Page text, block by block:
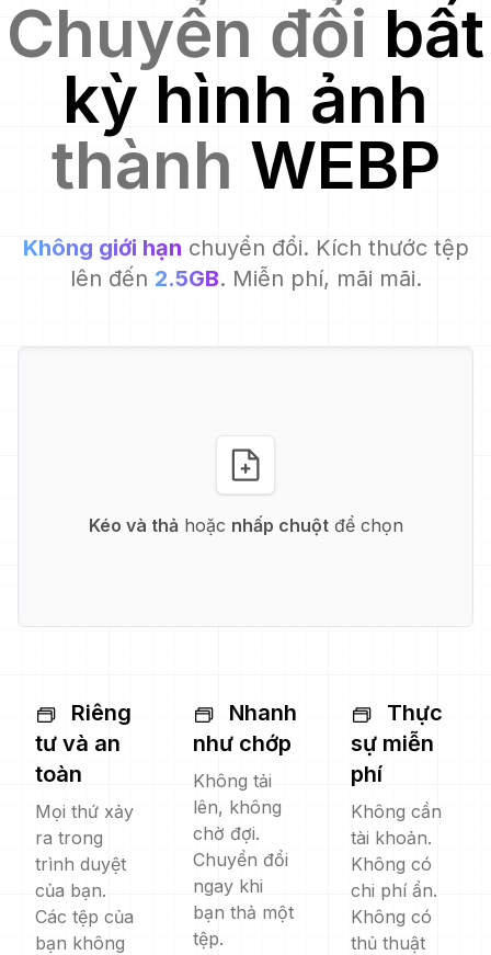
Chuyển đổi bất
kỳ hình ảnh
thành WEBP
Không giới hạn chuyển đổi. Kích thước tệp
lên đến 2.5GB. Miễn phí, mãi mãi.
Kéo và thả hoặc nhấp chuộtđể chọn
Riêng
tư và an
toàn
Mọi thứ xảy
ra trong
trình duyệt
của bạn.
Các tệp của
bạn không
Nhanh
như chớp
Không tải
lên, không
chờ đợi.
Chuyển đổi
ngay khi
bạn thả một
tệp.
Thực
sự miễn
phí
Không cần
tài khoản.
Không có
chi phí ẩn.
Không có
thủ thuật